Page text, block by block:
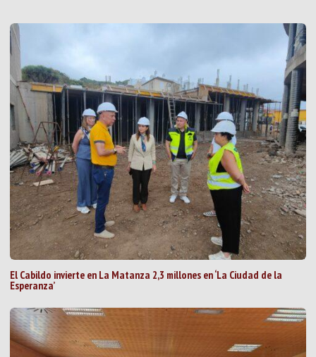
El Cabildo invierte en La Matanza 2,3 millones en ‘La Ciudad de la
Esperanza’